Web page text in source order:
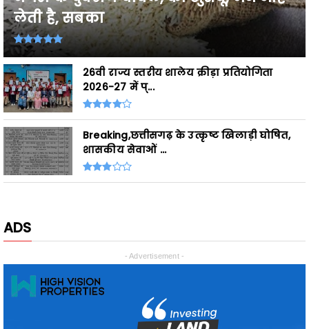
26वी राज्य स्तरीय शालेय क्रीड़ा प्रतियोगिता
2026-27 में प्...
Breaking,छत्तीसगढ़ के उत्कृष्ट खिलाड़ी घोषित,
शासकीय सेवाओं ...
ADS